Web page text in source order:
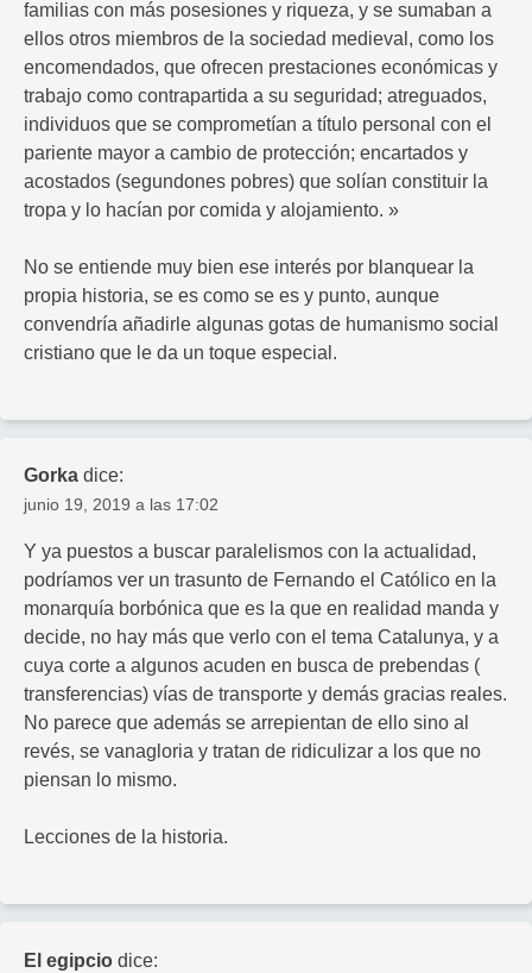
familias con más posesiones y riqueza, y se sumaban a
ellos otros miembros de la sociedad medieval, como los
encomendados, que ofrecen prestaciones económicas y
trabajo como contrapartida a su seguridad; atreguados,
individuos que se comprometían a título personal con el
pariente mayor a cambio de protección; encartados y
acostados (segundones pobres) que solían constituir la
tropa y lo hacían por comida y alojamiento. »
No se entiende muy bien ese interés por blanquear la
propia historia, se es como se es y punto, aunque
convendría añadirle algunas gotas de humanismo social
cristiano que le da un toque especial.
Gorka dice:
junio 19, 2019 a las 17:02
Y ya puestos a buscar paralelismos con la actualidad,
podríamos ver un trasunto de Fernando el Católico en la
monarquía borbónica que es la que en realidad manda y
decide, no hay más que verlo con el tema Catalunya, y a
cuya corte a algunos acuden en busca de prebendas (
transferencias) vías de transporte y demás gracias reales.
No parece que además se arrepientan de ello sino al
revés, se vanagloria y tratan de ridiculizar a los que no
piensan lo mismo.
Lecciones de la historia.
El egipcio dice: